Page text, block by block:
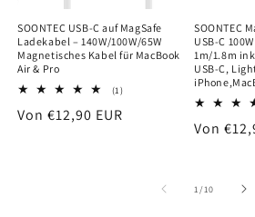
SOONTEC USB-C auf MagSafe
Ladekabel – 140W/100W/65W
Magnetisches Kabel für MacBook
Air & Pro
(1)1
Normaler
Von €12,90 EUR
SOONTEC
USB-C
1m/1.8m
USB-C,
Von
1 /von
10